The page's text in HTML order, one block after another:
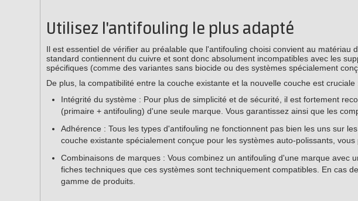
Utilisez l'antifouling le plus adapté
Il est essentiel de vérifier au préalable que l'antifouling choisi convient au matériau
standard contiennent du cuivre et sont donc absolument incompatibles avec les
spécifiques (comme des variantes sans biocide ou des systèmes spécialement
De plus, la compatibilité entre la couche existante et la nouvelle couche est cruciale
Intégrité du système : Pour plus de simplicité et de sécurité, il est fortement
(primaire + antifouling) d'une seule marque. Vous garantissez ainsi que les
Adhérence : Tous les types d'antifouling ne fonctionnent pas bien les uns sur
couche existante spécialement conçue pour les systèmes auto-polissants,
Combinaisons de marques : Vous combinez un antifouling d'une marque avec
fiches techniques que ces systèmes sont techniquement compatibles. En cas
gamme de produits.